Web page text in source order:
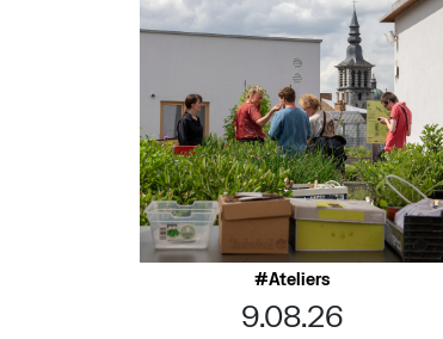
Ateliers
9.08.26